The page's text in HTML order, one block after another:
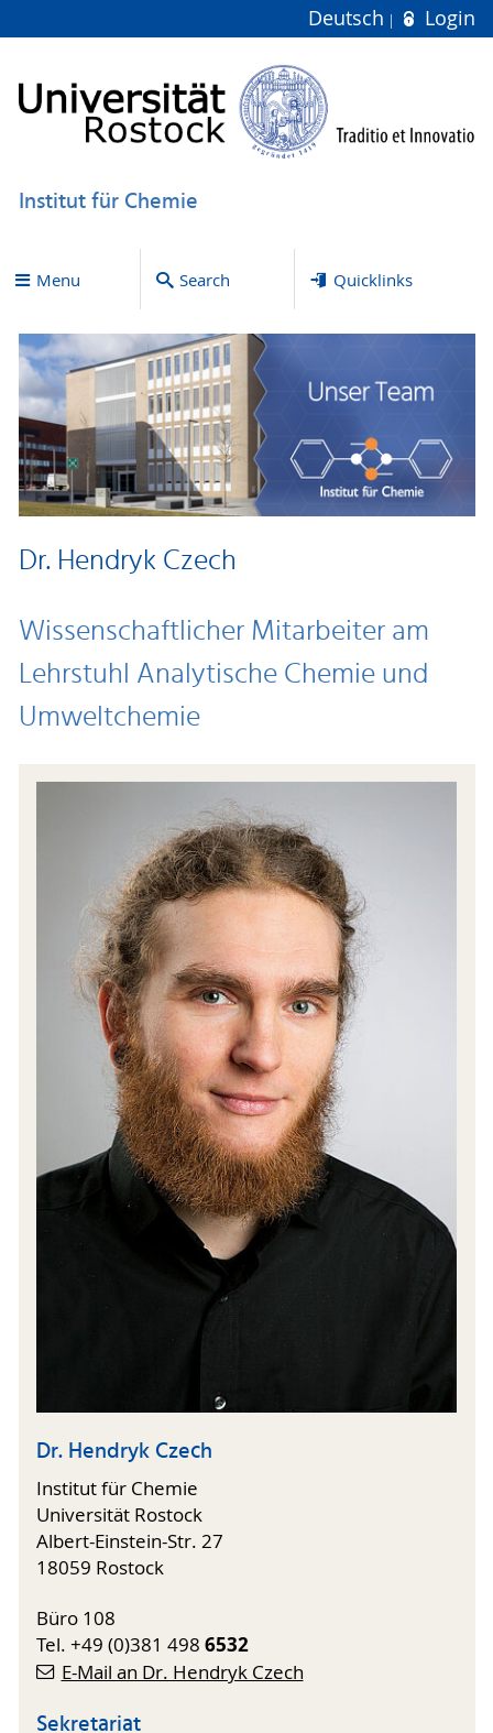
Deutsch Login
Institut für Chemie
Menu Search Quicklinks
Dr. Hendryk Czech
Wissenschaftlicher Mitarbeiter am
Lehrstuhl Analytische Chemie und
Umweltchemie
Dr. Hendryk Czech
Institut für Chemie
Universität Rostock
Albert-Einstein-Str. 27
18059 Rostock
Büro 108
Tel. +49 (0)381 498 6532
E-Mail an Dr. Hendryk Czech
Sekretariat